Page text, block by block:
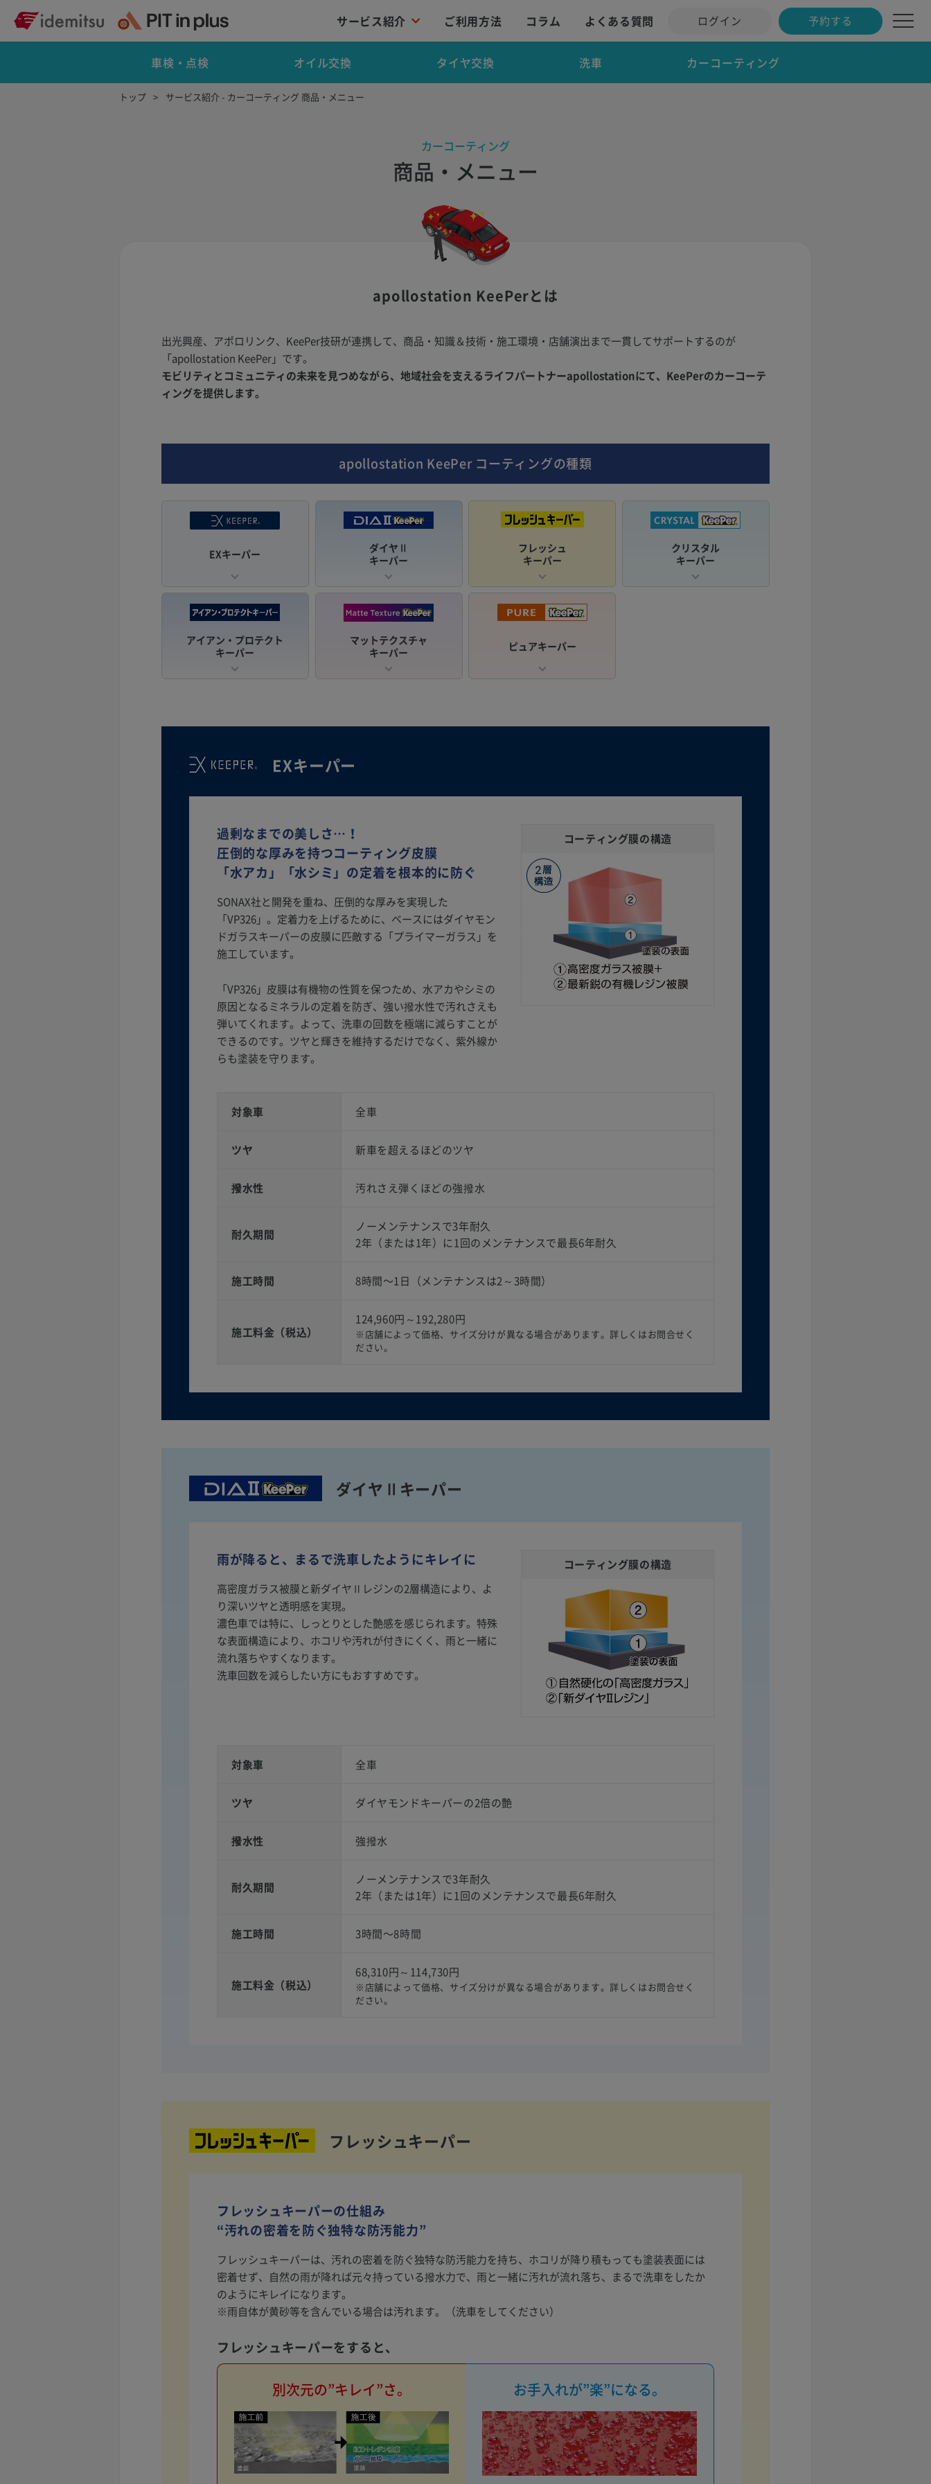
サービス紹介 ご利用方法 コラム よくある質問 ログイン 予約する
車検・点検 オイル交換 タイヤ交換 洗車 カーコーティング
トップ サービス紹介 - カーコーティング 商品・メニュー
カーコーティング
商品・メニュー
apollostation KeePerとは
出光興産、アポロリンク、KeePer技研が連携して、商品・知識＆技術・施工環境・店舗演出まで一貫してサポートするのが
「apollostation KeePer」です。
モビリティとコミュニティの未来を見つめながら、地域社会を支えるライフパートナーapollostationにて、KeePerのカーコーテ
ィングを提供します。
apollostation KeePer コーティングの種類
EXキーパー
ダイヤⅡ
キーパー
フレッシュ
キーパー
クリスタル
キーパー
アイアン・プロテクト
キーパー
マットテクスチャ
キーパー
ピュアキーパー
EXキーパー
過剰なまでの美しさ…！
圧倒的な厚みを持つコーティング皮膜
「水アカ」「水シミ」の定着を根本的に防ぐ
SONAX社と開発を重ね、圧倒的な厚みを実現した
「VP326」。定着力を上げるために、ベースにはダイヤモン
ドガラスキーパーの皮膜に匹敵する「プライマーガラス」を
施工しています。
「VP326」皮膜は有機物の性質を保つため、水アカやシミの
原因となるミネラルの定着を防ぎ、強い撥水性で汚れさえも
弾いてくれます。よって、洗車の回数を極端に減らすことが
できるのです。ツヤと輝きを維持するだけでなく、紫外線か
らも塗装を守ります。
コーティング膜の構造
対象車 全車
ツヤ 新車を超えるほどのツヤ
撥水性 汚れさえ弾くほどの強撥水
耐久期間
ノーメンテナンスで3年耐久
2年（または1年）に1回のメンテナンスで最長6年耐久
施工時間 8時間〜1日（メンテナンスは2～3時間）
施工料金（税込）
124,960円～192,280円
※店舗によって価格、サイズ分けが異なる場合があります。詳しくはお問合せく
ださい。
ダイヤⅡキーパー
雨が降ると、まるで洗車したようにキレイに
高密度ガラス被膜と新ダイヤⅡレジンの2層構造により、よ
り深いツヤと透明感を実現。
濃色車では特に、しっとりとした艶感を感じられます。特殊
な表面構造により、ホコリや汚れが付きにくく、雨と一緒に
流れ落ちやすくなります。
洗車回数を減らしたい方にもおすすめです。
コーティング膜の構造
対象車 全車
ツヤ ダイヤモンドキーパーの2倍の艶
撥水性 強撥水
耐久期間
ノーメンテナンスで3年耐久
2年（または1年）に1回のメンテナンスで最長6年耐久
施工時間 3時間〜8時間
施工料金（税込）
68,310円～114,730円
※店舗によって価格、サイズ分けが異なる場合があります。詳しくはお問合せく
ださい。
フレッシュキーパー
フレッシュキーパーの仕組み
“汚れの密着を防ぐ独特な防汚能力”
フレッシュキーパーは、汚れの密着を防ぐ独特な防汚能力を持ち、ホコリが降り積もっても塗装表面には
密着せず、自然の雨が降れば元々持っている撥水力で、雨と一緒に汚れが流れ落ち、まるで洗車をしたか
のようにキレイになります。
※雨自体が黄砂等を含んでいる場合は汚れます。（洗車をしてください）
フレッシュキーパーをすると、
別次元の”キレイ”さ。 お手入れが”楽”になる。